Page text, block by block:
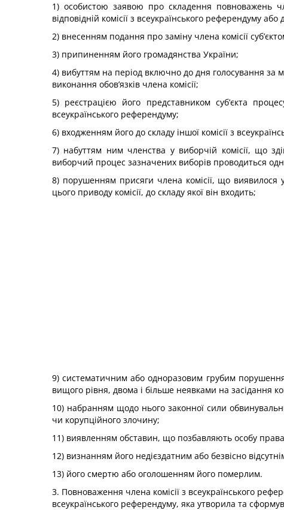
1) особистою заявою про складення повноважень
відповідній комісії з всеукраїнського референдуму
2) внесенням подання про заміну члена комісії
3) припиненням його громадянства України;
4) вибуттям на період включно до дня голосування за
виконання обов’язків члена комісії;
5) реєстрацією його представником суб’єкта
всеукраїнського референдуму;
6) входженням його до складу іншої комісії з
7) набуттям ним членства у виборчій комісії, що
виборчий процес зазначених виборів проводиться
8) порушенням присяги члена комісії, що виявилося
цього приводу комісії, до складу якої він входить;
9) систематичним або одноразовим грубим
вищого рівня, двома і більше неявками на засідання
10) набранням щодо нього законної сили
чи корупційного злочину;
11) виявленням обставин, що позбавляють особу права
12) визнанням його недієздатним або безвісно
13) його смертю або оголошенням його померлим.
3. Повноваження члена комісії з всеукраїнського
всеукраїнського референдуму, яка утворила та